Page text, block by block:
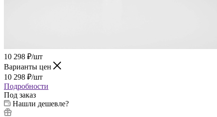
10 298 ₽/шт
Варианты цен
10 298 ₽/шт
Подробности
Под заказ
Нашли дешевле?